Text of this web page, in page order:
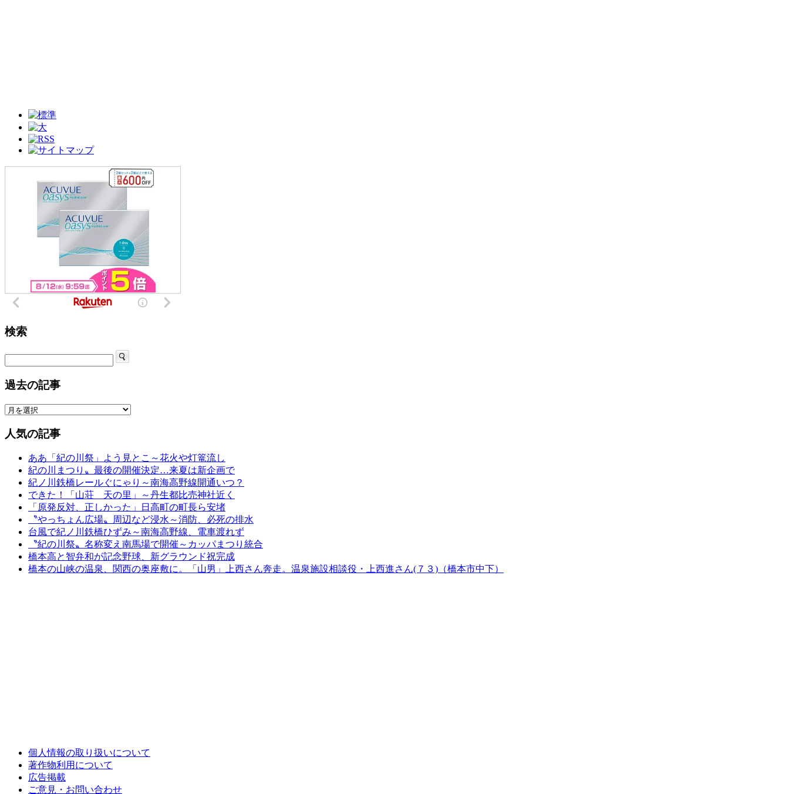
検索
過去の記事
人気の記事
ああ「紀の川祭」よう見とこ～花火や灯篭流し
紀の川まつり〟最後の開催決定…来夏は新企画で
紀ノ川鉄橋レールぐにゃり～南海高野線開通いつ？
できた！「山荘 天の里」～丹生都比売神社近く
「原発反対、正しかった」日高町の町長ら安堵
〝やっちょん広場〟周辺など浸水～消防、必死の排水
台風で紀ノ川鉄橋ひずみ～南海高野線、電車渡れず
〝紀の川祭〟名称変え南馬場で開催～カッパまつり統合
橋本高と智弁和が記念野球、新グラウンド祝完成
橋本の山峡の温泉、関西の奥座敷に。「山男」上西さん奔走。温泉施設相談役・上西進さん(７３)（橋本市中下）
個人情報の取り扱いについて
著作物利用について
広告掲載
ご意見・お問い合わせ